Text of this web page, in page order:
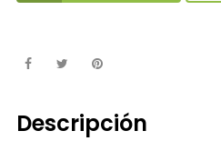
Descripción